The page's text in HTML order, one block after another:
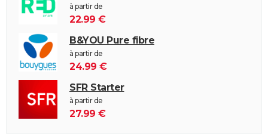
à partir de
22.99 €
B&YOU Pure fibre
à partir de
24.99 €
SFR Starter
à partir de
27.99 €